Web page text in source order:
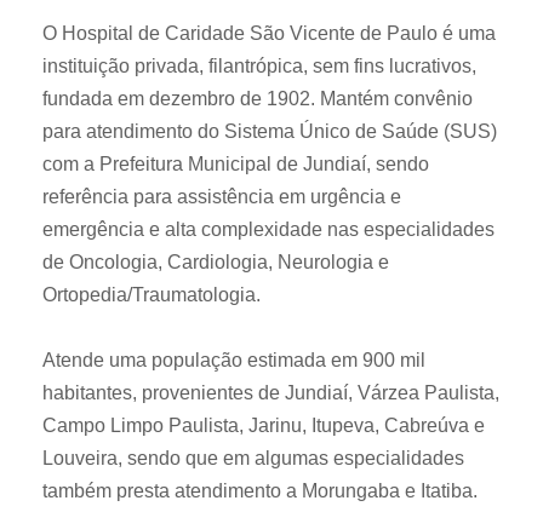
O Hospital de Caridade São Vicente de Paulo é uma
instituição privada, filantrópica, sem fins lucrativos,
fundada em dezembro de 1902. Mantém convênio
para atendimento do Sistema Único de Saúde (SUS)
com a Prefeitura Municipal de Jundiaí, sendo
referência para assistência em urgência e
emergência e alta complexidade nas especialidades
de Oncologia, Cardiologia, Neurologia e
Ortopedia/Traumatologia.
Atende uma população estimada em 900 mil
habitantes, provenientes de Jundiaí, Várzea Paulista,
Campo Limpo Paulista, Jarinu, Itupeva, Cabreúva e
Louveira, sendo que em algumas especialidades
também presta atendimento a Morungaba e Itatiba.